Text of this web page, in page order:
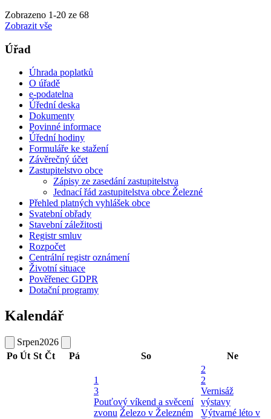
Zobrazeno 1-20 ze 68
Zobrazit vše
Úřad
Úhrada poplatků
O úřadě
e-podatelna
Úřední deska
Dokumenty
Povinné informace
Úřední hodiny
Formuláře ke stažení
Závěrečný účet
Zastupitelstvo obce
Zápisy ze zasedání zastupitelstva
Jednací řád zastupitelstva obce Železné
Přehled platných vyhlášek obce
Svatební obřady
Stavební záležitosti
Registr smluv
Rozpočet
Centrální registr oznámení
Životní situace
Pověřenec GDPR
Dotační programy
Kalendář
Srpen2026
Po Út St Čt Pá So Ne
1
3
Pouťový víkend a svěcení
zvonu Železo v Železném
2
2
Vernisáž
výstavy
Výtvarné léto v